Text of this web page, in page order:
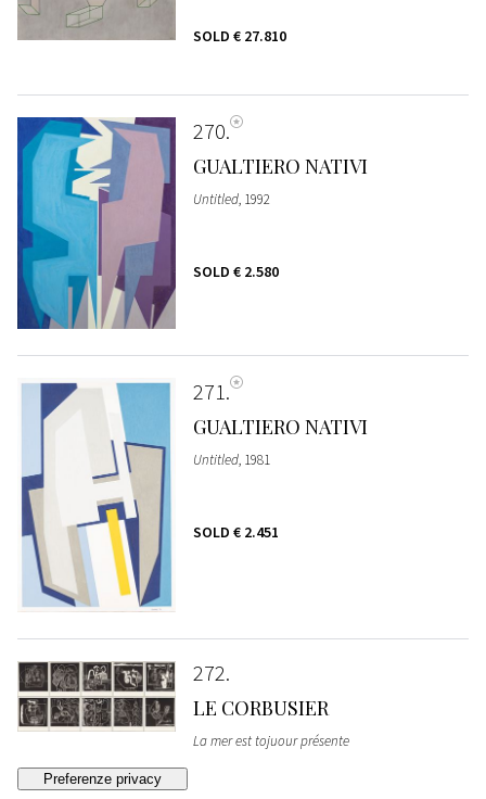
SOLD € 27.810
270
GUALTIERO NATIVI
Untitled, 1992
SOLD € 2.580
271
GUALTIERO NATIVI
Untitled, 1981
SOLD € 2.451
272
LE CORBUSIER
La mer est tojuour présente